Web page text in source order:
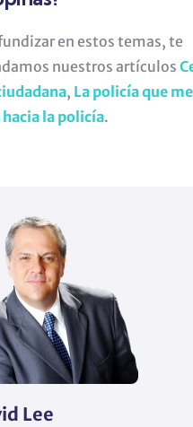
en estos temas, te
nuestros artículos
, La policía que
la policía.
Lee